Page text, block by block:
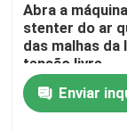
Contacte-nos
notícia
Abra a
stenter do ar
das malhas da
tensão livre,
manutenção
Enviar